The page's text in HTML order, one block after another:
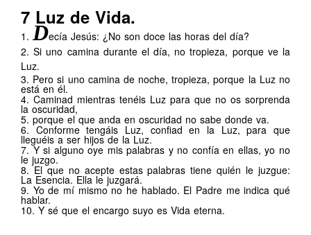
7 Luz de Vida.
1. Decía Jesús: ¿No son doce las horas del día?
2.Si uno camina durante el día, no tropieza, porque ve la
Luz.
3. Pero si uno camina de noche, tropieza, porque la Luz no
está en él.
4. Caminad mientras tenéis Luz para que no os sorprenda
la oscuridad,
5. porque el que anda en oscuridad no sabe donde va.
6.Conforme tengáis Luz, confiad en la Luz, para que
lleguéis a ser hijos de la Luz.
7.Y si alguno oye mis palabras y no confía en ellas, yo no
le juzgo.
8.El que no acepte estas palabras tiene quién le juzgue:
La Esencia. Ella le juzgará.
9. Yo de mí mismo no he hablado. El Padre me indica qué
hablar.
10. Y sé que el encargo suyo es Vida eterna.